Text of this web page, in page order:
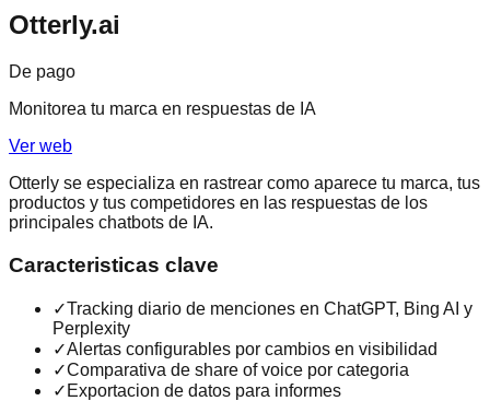
Otterly.ai
De pago
Monitorea tu marca en respuestas de IA
Ver web
Otterly se especializa en rastrear como aparece tu marca, tus
productos y tus competidores en las respuestas de los
principales chatbots de IA.
Caracteristicas clave
✓Tracking diario de menciones en ChatGPT, Bing AI y
Perplexity
✓Alertas configurables por cambios en visibilidad
✓Comparativa de share of voice por categoria
✓ Exportacion de datos para informes